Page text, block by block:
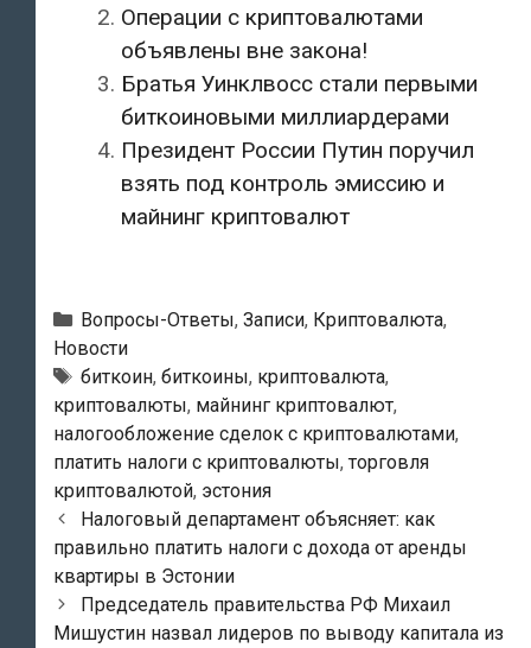
Операции с криптовалютами
объявлены вне закона!
Братья Уинклвосс стали первыми
биткоиновыми миллиардерами‍
Президент России Путин поручил
взять под контроль эмиссию и
майнинг криптовалют
Рубрики
Вопросы-Ответы, Записи, Криптовалюта,
Новости
Метки
биткоин, биткоины, криптовалюта,
криптовалюты, майнинг криптовалют,
налогообложение сделок с криптовалютами,
платить налоги с криптовалюты,торговля
криптовалютой, эстония
Навигация
по
записям
Налоговый департамент объясняет: как
правильно платить налоги с дохода от аренды
квартиры в Эстонии
Председатель правительства РФ Михаил
Мишустин назвал лидеров по выводу капитала из